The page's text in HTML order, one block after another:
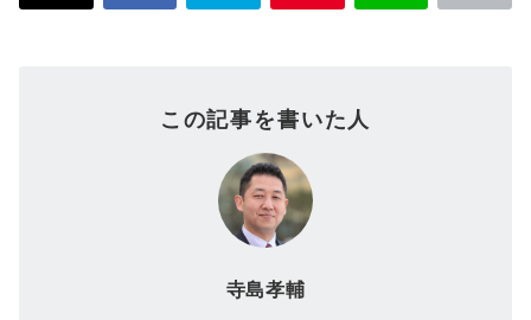
この記事を書いた人
寺島孝輔